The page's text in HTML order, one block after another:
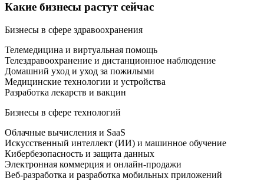
Какие бизнесы растут сейчас
Бизнесы в сфере здравоохранения
Телемедицина и виртуальная помощь
Телездравоохранение и дистанционное наблюдение
Домашний уход и уход за пожилыми
Медицинские технологии и устройства
Разработка лекарств и вакцин
Бизнесы в сфере технологий
Облачные вычисления и SaaS
Искусственный интеллект (ИИ) и машинное обучение
Кибербезопасность и защита данных
Электронная коммерция и онлайн-продажи
Веб-разработка и разработка мобильных приложений